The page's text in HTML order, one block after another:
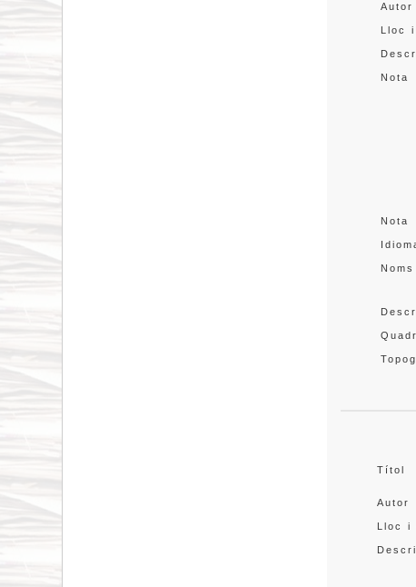
Autor
Lloc
Nota
Nota
Noms
Títol
Autor
Lloc i